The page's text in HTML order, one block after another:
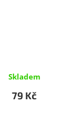
Skladem
79 Kč